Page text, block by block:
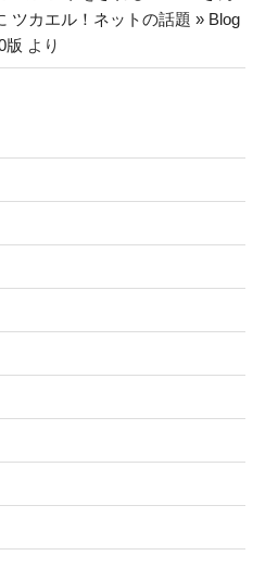
ツカエル！ネットの話題 » Blog
版 より